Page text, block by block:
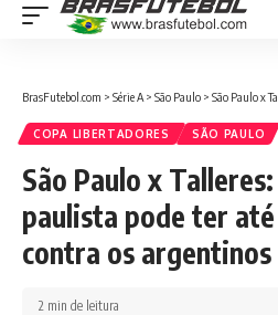
BrasFutebol.com > Série A > São Paulo > São Paulo x Talleres:
COPA LIBERTADORES SÃO PAULO
São Paulo x
paulista pode ter
contra os argentinos
2 min de leitura